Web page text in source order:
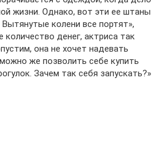
жизни. Однако, вот эти ее штаны
колени все портят»,
денег, актриса так
она не хочет надевать
же позволить себе купить
Зачем так себя запускать?»